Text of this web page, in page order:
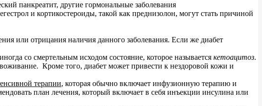
панкреатит, другие гормональные заболевания
и кортикостероиды, такой как преднизолон, могут стать причиной
или отрицания наличия данного заболевания. Если же диабет
со смертельным исходом состояние, которое называется кетоацитоз.
Кроме того, диабет может привести к нездоровой кожи и
терапии, которая обычно включает инфузионную терапию и
план лечения, который включает в себя инъекции инсулина или